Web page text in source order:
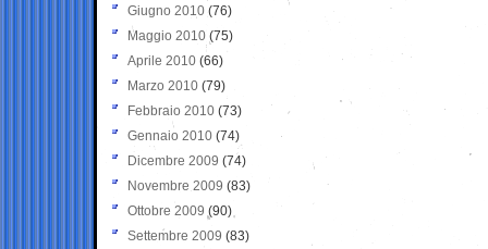
Giugno 2010 (76)
Maggio 2010 (75)
Aprile 2010 (66)
Marzo 2010 (79)
Febbraio 2010 (73)
Gennaio 2010 (74)
Dicembre 2009 (74)
Novembre 2009 (83)
Ottobre 2009 (90)
Settembre 2009 (83)